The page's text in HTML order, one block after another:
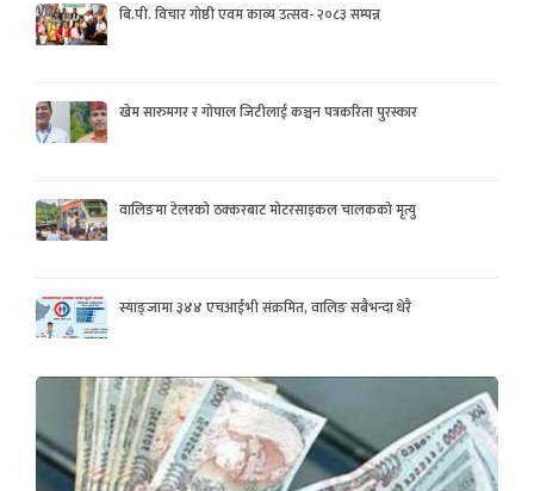
बि.पी. विचार गोष्ठी एवम काव्य उत्सव- २०८३ सम्पन्न
खेम सारुमगर र गोपाल जिटीलाई कञ्चन पत्रकरिता पुरस्कार
वालिङमा टेलरको ठक्करबाट मोटरसाइकल चालकको मृत्यु
स्याङ्जामा ३४४ एचआईभी संक्रमित, वालिङ सबैभन्दा धेरै